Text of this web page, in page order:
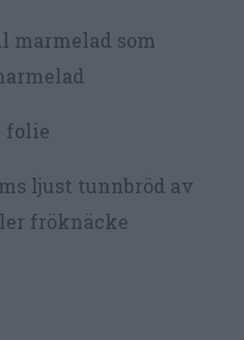
marmelad som
folie
ljust tunnbröd av
fröknäcke